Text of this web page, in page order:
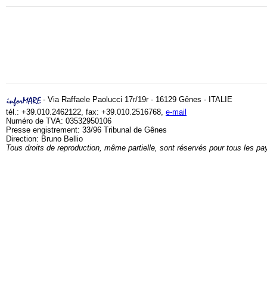
- Via Raffaele Paolucci 17r/19r - 16129 Gênes - ITALIE
tél.: +39.010.2462122, fax: +39.010.2516768, e-mail
Numéro de TVA: 03532950106
Presse engistrement: 33/96 Tribunal de Gênes
Direction: Bruno Bellio
Tous droits de reproduction, même partielle, sont réservés pour tous les